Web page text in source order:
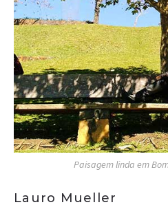
Paisagem linda em
Lauro Mueller